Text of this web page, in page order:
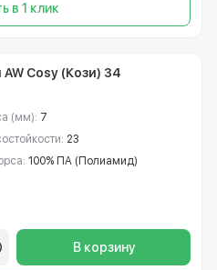
в 1 клик
Cosy (Кози) 34
(мм): 7
23
100% ПА (Полиамид)
В корзину